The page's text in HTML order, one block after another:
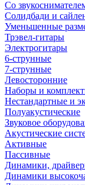
Со
Солидбади и
Уменьшенные
Трэвел-гитары
Электрогитары
6-струнные
7-струнные
Левосторонние
Наборы и
Нестандартные и
Полуакустические
Звуковое
Акустические
Активные
Пассивные
Динамики,
Динамики